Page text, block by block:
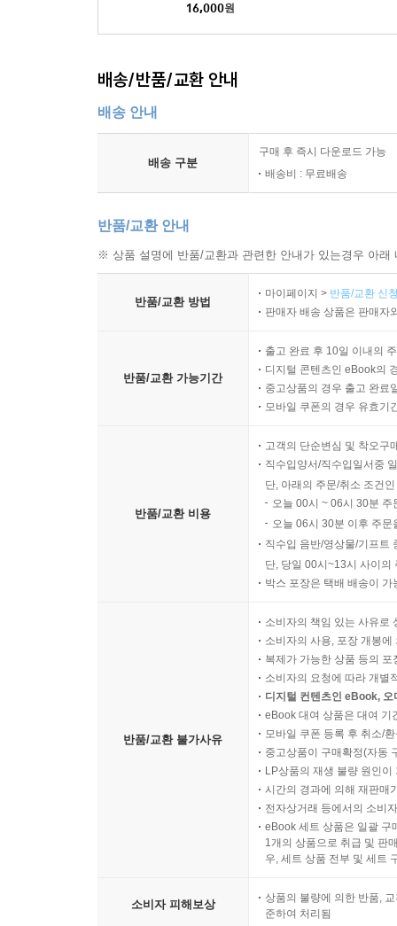
16,000원
배송/반품/교환 안내
배송 안내
배송 구분
구매 후 즉시 다운로드 가능
배송비 : 무료배송
반품/교환 안내
※ 상품 설명에 반품/교환과 관련한 안내가 있는경우 아
반품/교환 방법
마이페이지 > 반품/교환 신
판매자 배송 상품은 판매자
반품/교환 가능기간
출고 완료 후 10일 이내의
디지털 콘텐츠인 eBook의
중고상품의 경우 출고 완료
모바일 쿠폰의 경우 유효기
반품/교환 비용
고객의 단순변심 및 착오구
직수입양서/직수입일서중
단, 아래의 주문/취소 조건
오늘 00시 ~ 06시 30분
오늘 06시 30분 이후 주
직수입 음반/영상물/기프트
단, 당일 00시~13시 사이의
박스 포장은 택배 배송이
반품/교환 불가사유
소비자의 책임 있는 사유로
소비자의 사용, 포장 개봉
복제가 가능한 상품 등의
소비자의 요청에 따라 개별
디지털 컨텐츠인 eBook,
eBook 대여 상품은 대여 기
모바일 쿠폰 등록 후 취소/
중고상품이 구매확정(자동
LP상품의 재생 불량 원인
시간의 경과에 의해 재판매
전자상거래 등에서의 소비
eBook 세트 상품은 일괄 구
1개의 상품으로 취급 및 판
우, 세트 상품 전부 및 세트
소비자 피해보상
상품의 불량에 의한 반품,
준하여 처리됨